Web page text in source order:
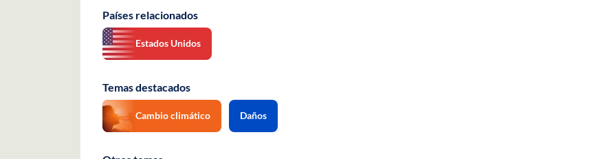
Países relacionados
Estados Unidos
Temas destacados
Cambio climático Daños